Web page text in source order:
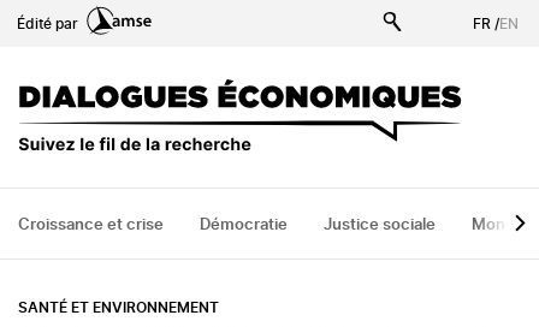
au
FR /EN
Édité par
Croissance et crise Démocratie Justice sociale Monde
SANTÉ ET ENVIRONNEMENT